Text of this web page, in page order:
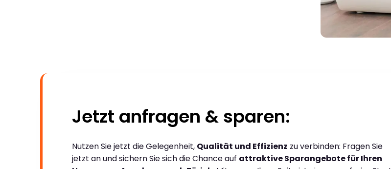
Jetzt anfragen & sparen:
Nutzen Sie jetzt die Gelegenheit, Qualität und Effizienz zu verbinden: Fragen Sie
jetzt an und sichern Sie sich die Chance auf attraktive Sparangebote für Ihren